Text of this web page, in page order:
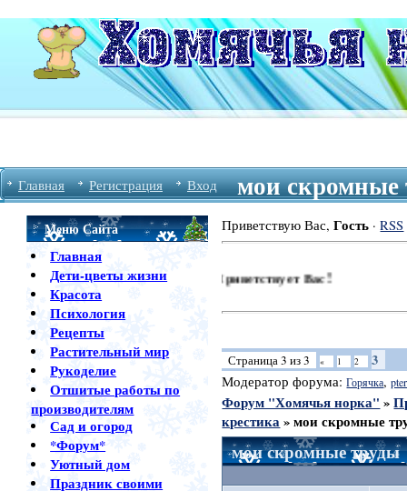
Главная Регистрация Вход мои
Меню Сайта
Главная
Дети-цветы жизни
Красота
Психология
Рецепты
Растительный мир
Рукоделие
Отшитые работы по
производителям
Сад и огород
*Форум*
Уютный дом
Праздник своими
Приветствую Вас,Гость ·RSS
Форум Хомячья Норка Приветствует Вас!
Страница3 из3 « 1 2 3
Модератор форума:Горячка,
Форум "Хомячья норка" »
крестика » мои скромные
мои скромные труды